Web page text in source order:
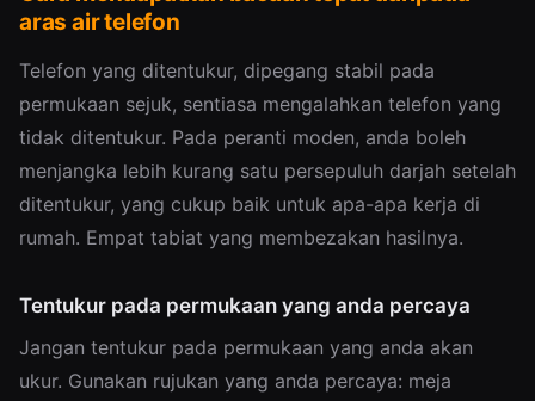
aras air telefon
Telefon yang ditentukur, dipegang stabil pada
permukaan sejuk, sentiasa mengalahkan telefon yang
tidak ditentukur. Pada peranti moden, anda boleh
menjangka lebih kurang satu persepuluh darjah setelah
ditentukur, yang cukup baik untuk apa-apa kerja di
rumah. Empat tabiat yang membezakan hasilnya.
Tentukur pada permukaan yang anda percaya
Jangan tentukur pada permukaan yang anda akan
ukur. Gunakan rujukan yang anda percaya: meja